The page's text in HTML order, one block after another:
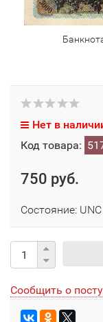
Нет в
Код товара:
750 руб.
Состояние:
Сообщить о